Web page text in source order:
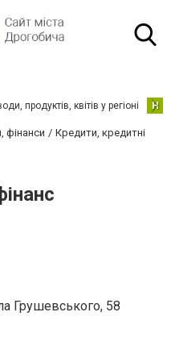
продуктів, квітів у регіоні Н
фінанси
Кредити, кредитні
Грушевського, 58